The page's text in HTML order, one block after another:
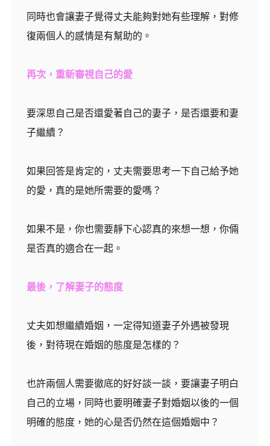
同時也會讓妻子覺得丈夫能夠對她有些理解，對修
復兩個人的感情是有幫助的。
再次，重新審視自己的愛
要深思自己是否還愛著自己的妻子，是否還要和妻
子繼續？
如果回答是肯定的，丈夫需要思考一下自己給予她
的愛，真的是她所需要的愛嗎？
如果不是，你也需要靜下心認真的來想一想，你倆
是否真的適合在一起。
最後，了解妻子的態度
丈夫如想繼續婚姻，一定得知道妻子外遇被發現
後，對待現在婚姻的態度是怎樣的？
也許兩個人需要徹底的好好談一談，要讓妻子明白
自己的立場，同時也要明確妻子對婚姻以後的一個
明確的態度，她的心是否仍然在這個婚姻中？